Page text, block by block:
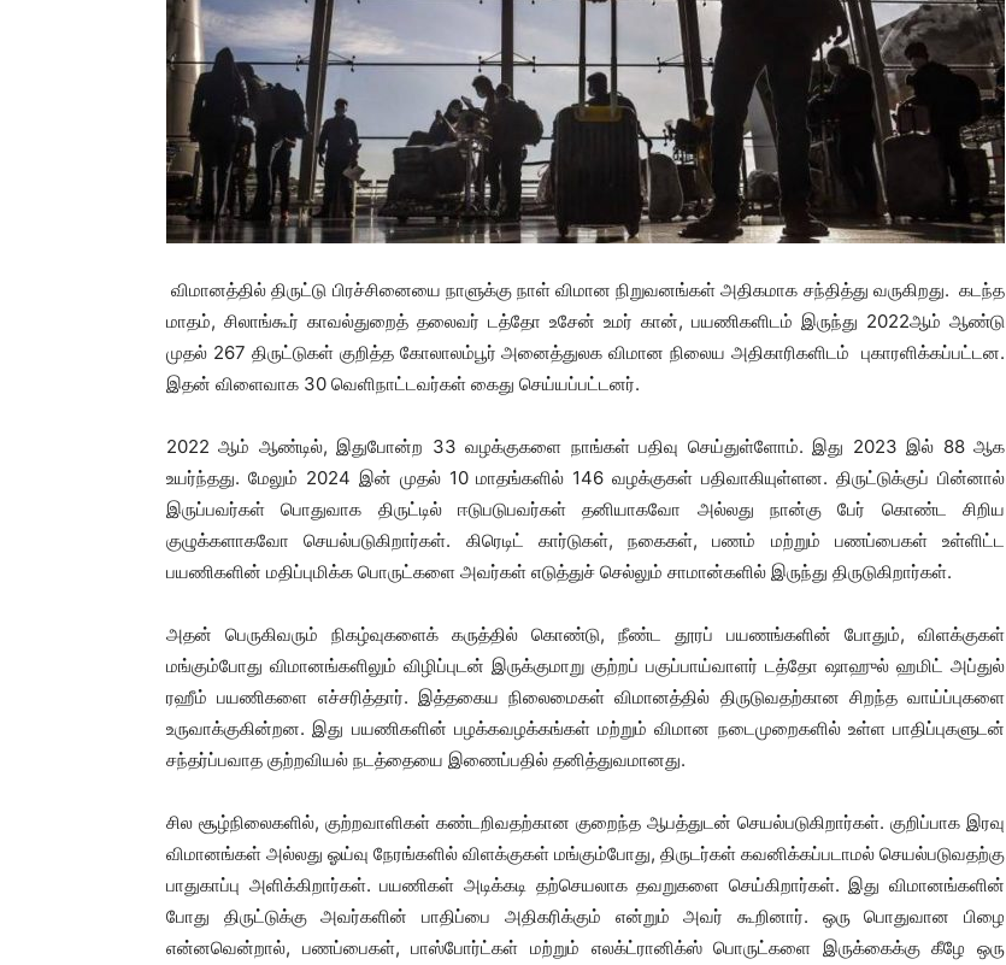
விமானத்தில் திருட்டு பிரச்சினையை நாளுக்கு நாள் விமான நிறுவனங்கள் அதிகமாக சந்தித்து வருகிறது. கடந்த
மாதம், சிலாங்கூர் காவல்துறைத் தலைவர் டத்தோ உசேன் உமர் கான், பயணிகளிடம் இருந்து 2022ஆம் ஆண்டு
முதல் 267 திருட்டுகள் குறித்த கோலாலம்பூர் அனைத்துலக விமான நிலைய அதிகாரிகளிடம் புகாரளிக்கப்பட்டன.
இதன் விளைவாக 30 வெளிநாட்டவர்கள் கைது செய்யப்பட்டனர்.
2022 ஆம் ஆண்டில், இதுபோன்ற 33 வழக்குகளை நாங்கள் பதிவு செய்துள்ளோம். இது 2023 இல் 88 ஆக
உயர்ந்தது. மேலும் 2024 இன் முதல் 10 மாதங்களில் 146 வழக்குகள் பதிவாகியுள்ளன. திருட்டுக்குப் பின்னால்
இருப்பவர்கள் பொதுவாக திருட்டில் ஈடுபடுபவர்கள் தனியாகவோ அல்லது நான்கு பேர் கொண்ட சிறிய
குழுக்களாகவோ செயல்படுகிறார்கள். கிரெடிட் கார்டுகள், நகைகள், பணம் மற்றும் பணப்பைகள் உள்ளிட்ட
பயணிகளின் மதிப்புமிக்க பொருட்களை அவர்கள் எடுத்துச் செல்லும் சாமான்களில் இருந்து திருடுகிறார்கள்.
அதன் பெருகிவரும் நிகழ்வுகளைக் கருத்தில் கொண்டு, நீண்ட தூரப் பயணங்களின் போதும், விளக்குகள்
மங்கும்போது விமானங்களிலும் விழிப்புடன் இருக்குமாறு குற்றப் பகுப்பாய்வாளர் டத்தோ ஷாஹுல் ஹமிட் அப்துல்
ரஹீம் பயணிகளை எச்சரித்தார். இத்தகைய நிலைமைகள் விமானத்தில் திருடுவதற்கான சிறந்த வாய்ப்புகளை
உருவாக்குகின்றன. இது பயணிகளின் பழக்கவழக்கங்கள் மற்றும் விமான நடைமுறைகளில் உள்ள பாதிப்புகளுடன்
சந்தர்ப்பவாத குற்றவியல் நடத்தையை இணைப்பதில் தனித்துவமானது.
சில சூழ்நிலைகளில், குற்றவாளிகள் கண்டறிவதற்கான குறைந்த ஆபத்துடன் செயல்படுகிறார்கள். குறிப்பாக இரவு
விமானங்கள் அல்லது ஓய்வு நேரங்களில் விளக்குகள் மங்கும்போது, ​​திருடர்கள் கவனிக்கப்படாமல் செயல்படுவதற்கு
பாதுகாப்பு அளிக்கிறார்கள். பயணிகள் அடிக்கடி தற்செயலாக தவறுகளை செய்கிறார்கள். இது விமானங்களின்
போது திருட்டுக்கு அவர்களின் பாதிப்பை அதிகரிக்கும் என்றும் அவர் கூறினார். ஒரு பொதுவான பிழை
என்னவென்றால், பணப்பைகள், பாஸ்போர்ட்கள் மற்றும் எலக்ட்ரானிக்ஸ் பொருட்களை இருக்கைக்கு கீழே ஒரு